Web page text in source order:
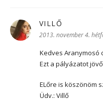
VILLŐ
2013. november 4.
Kedves Aranymosó
Ezt a pályázatot
ELőre is köszönöm
Üdv.: Villő